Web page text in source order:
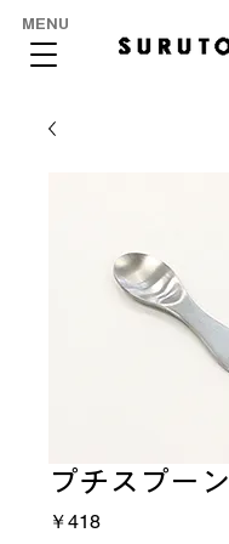
MENU
プチスプーン
￥418価